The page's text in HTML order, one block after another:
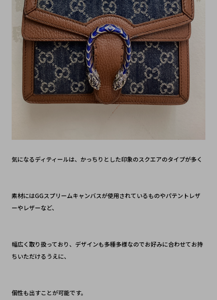
気になるディティールは、かっちりとした印象のスクエアのタイプが多く
素材にはGGスプリームキャンバスが使用されているものやパテントレザ
ーやレザーなど、
幅広く取り扱っており、デザインも多種多様なのでお好みに合わせてお持
ちいただけるうえに、
個性も出すことが可能です。